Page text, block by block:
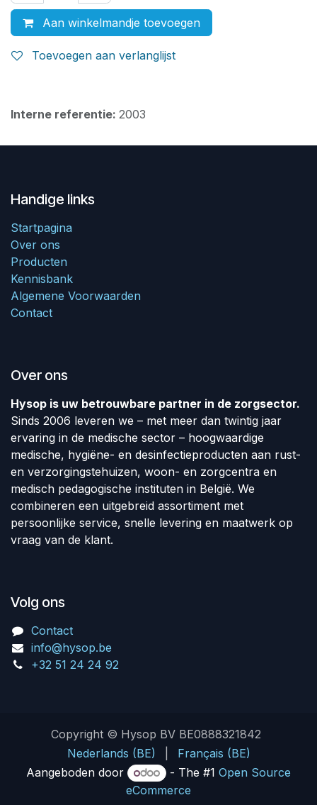
Aan winkelmandje toevoegen
Toevoegen aan verlanglijst
Interne referentie: 2003
Handige links
Startpagina
Over ons
Producten
Kennisbank
Algemene Voorwaarden
Contact
Over ons
Hysop is uw betrouwbare partner in de zorgsector.
Sinds 2006 leveren we – met meer dan twintig jaar
ervaring in de medische sector – hoogwaardige
medische, hygiëne- en desinfectieproducten aan rust-
en verzorgingstehuizen, woon- en zorgcentra en
medisch pedagogische instituten in België. We
combineren een uitgebreid assortiment met
persoonlijke service, snelle levering en maatwerk op
vraag van de klant.
Volg ons
Contact
info@hysop.be
+32 51 24 24 92
Copyright © Hysop BV BE0888321842
Nederlands (BE)
Français (BE)
Aangeboden door
- The #1 Open Source
eCommerce